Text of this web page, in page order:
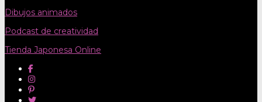
Dibujos animados
Podcast de creatividad
Tienda Japonesa Online